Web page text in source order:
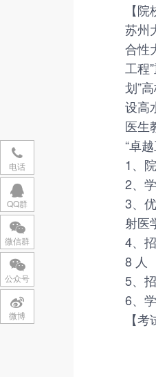
【
苏州
合性
工程
划”
设高
医生
“卓
1、
2、
3、
射医
4、
8 人
5、
6、
【
电话
QQ群
微信群
公众号
微博